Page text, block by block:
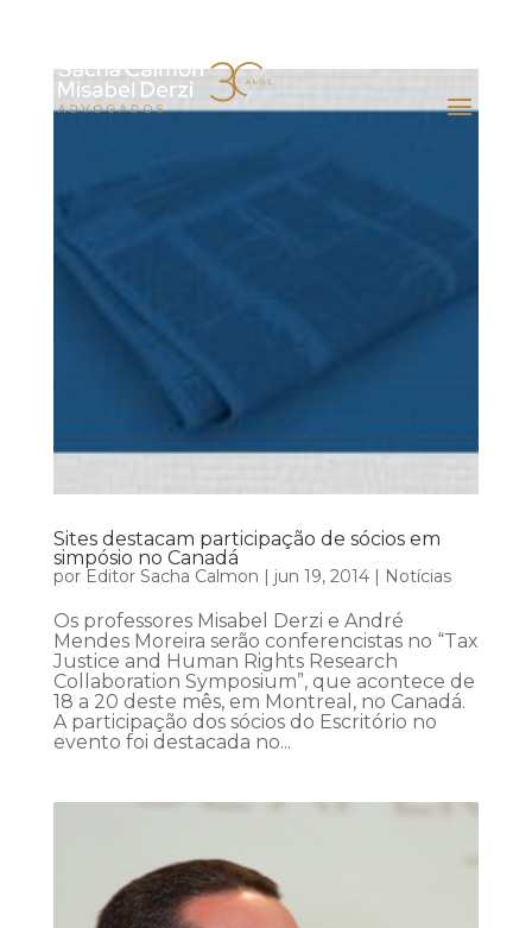
Sites destacam participação de sócios em
simpósio no Canadá
por Editor Sacha Calmon jun 19, 2014| Notícias
Os professores Misabel Derzi e André
Mendes Moreira serão conferencistas no “Tax
Justice and Human Rights Research
Collaboration Symposium”, que acontece de
18 a 20 deste mês, em Montreal, no Canadá.
A participação dos sócios do Escritório no
evento foi destacada no...